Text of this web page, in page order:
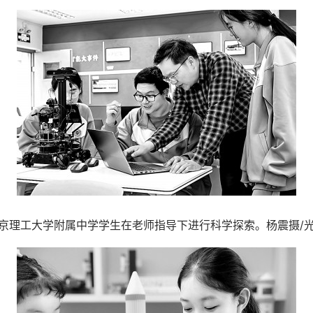
大学附属中学学生在老师指导下进行科学探索。杨震摄/